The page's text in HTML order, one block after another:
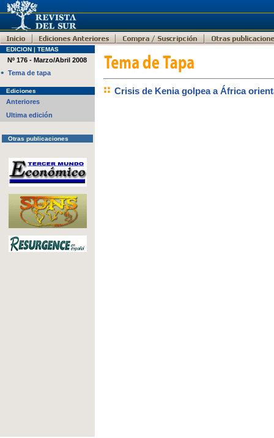
EDICION | TEMAS
Nº 176 - Marzo/Abril 2008
• Tema de tapa
Ediciones
Anteriores
Ultima edición
Otras publicaciones
Crisis de Kenia golpea a África